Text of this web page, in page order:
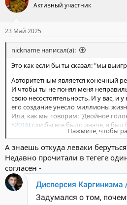
Активный участник
23 Май 2025
nickname написал(а):
Это как если бы ты сказал: "мы
Авторитетным является конечный
И чтобы ты не понял меня
свою несостоятельность. И у вас, и
его создание унесло миллионы
Или, как мы говорим: "Двойное
52016Если бы все было иначе, я
коммунистом. Но это не так...
Нажмите, чтобы
А знаешь откуда леваки
Недавно прочитали в тегеге
согласен -